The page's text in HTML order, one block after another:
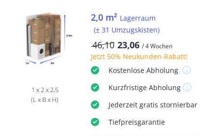
1 x 2 x 2,5
(L x B x H)
2,0 m² Lagerraum
(± 31 Umzugskisten)
46,10 23,06 / 4 Wochen
Jetzt 50% Neukunden-Rabatt!
KostenloseAbholung
KurzfristigeAbholung
Jederzeit gratis stornierbar
Tiefpreisgarantie